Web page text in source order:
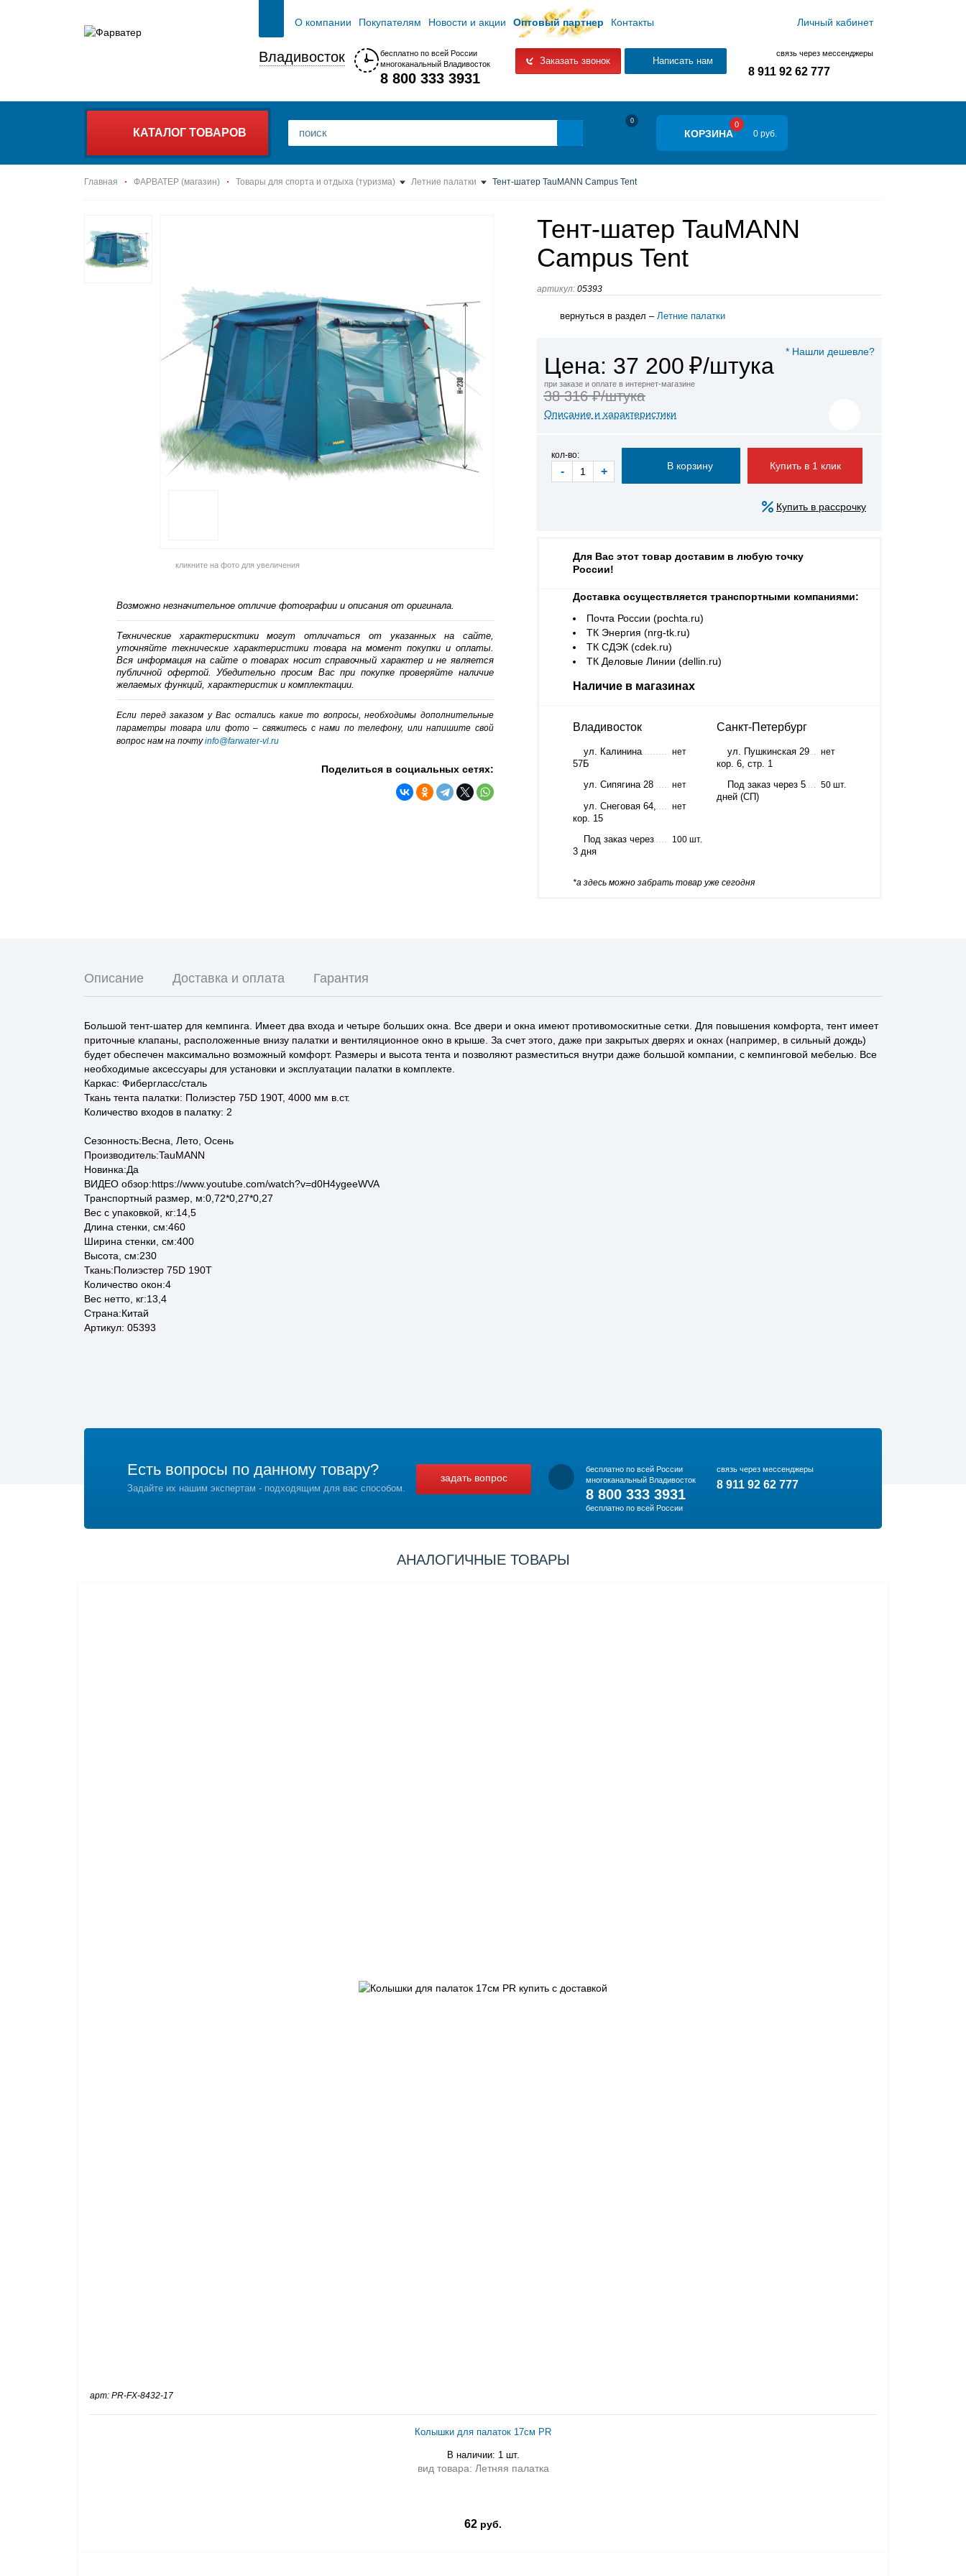
О компании Покупателям Новости и акции Оптовый партнер Контакты Личный кабинет
Владивосток
бесплатно по всей России
многоканальный Владивосток
8 800 333 3931
Заказать звонок Написать нам
связь через мессенджеры
8 911 92 62 777
КАТАЛОГ ТОВАРОВ
0
КОРЗИНА
0
0 руб.
Главная ФАРВАТЕР (магазин) Товары для спорта и отдыха (туризма) Летние палатки Тент-шатер TauMANN Campus Tent
Тент-шатер TauMANN
Campus Tent
артикул: 05393
вернуться в раздел – Летние палатки
кликните на фото для увеличения
Возможно незначительное отличие фотографии и описания от оригинала.
Технические характерисктики могут отличаться от указанных на сайте,
уточняйте технические характеристики товара на момент покупки и оплаты.
Вся информация на сайте о товарах носит справочный характер и не является
публичной офертой. Убедительно просим Вас при покупке проверяйте наличие
желаемых функций, характеристик и комплектации.
Если перед заказом у Вас остались какие то вопросы, необходимы дополнительные
параметры товара или фото – cвяжитесь с нами по телефону, или напишите свой
вопрос нам на почтуinfo@farwater-vl.ru
Поделиться в социальных сетях:
* Нашли дешевле?
Цена: 37 200 ₽/штука
при заказе и оплате в интернет-магазине
38 316 ₽/штука
Описание и характеристики
кол-во:
- + Купить в 1 клик
Купить в рассрочку
Для Вас этот товар доставим в любую точку
России!
Доставка осуществляется транспортными компаниями:
Почта России (pochta.ru)
ТК Энергия (nrg-tk.ru)
ТК СДЭК (cdek.ru)
ТК Деловые Линии (dellin.ru)
Наличие в магазинах
Владивосток
ул. Калинина
57Б
нет
ул. Сипягина 28 нет
ул. Снеговая 64,
кор. 15
нет
Под заказ через
3 дня
100 шт.
Санкт-Петербург
ул. Пушкинская 29
кор. 6, стр. 1
нет
Под заказ через 5
дней (СП)
50 шт.
*а здесь можно забрать товар уже сегодня
Описание Доставка и оплата Гарантия
Большой тент-шатер для кемпинга. Имеет два входа и четыре больших окна. Все двери и окна имеют противомоскитные сетки. Для повышения комфорта, тент имеет
приточные клапаны, расположенные внизу палатки и вентиляционное окно в крыше. За счет этого, даже при закрытых дверях и окнах (например, в сильный дождь)
будет обеспечен максимально возможный комфорт. Размеры и высота тента и позволяют разместиться внутри даже большой компании, с кемпинговой мебелью. Все
необходимые аксессуары для установки и эксплуатации палатки в комплекте.
Каркас: Фибергласс/сталь
Ткань тента палатки: Полиэстер 75D 190T, 4000 мм в.ст.
Количество входов в палатку: 2
Сезонность:Весна, Лето, Осень
Производитель:TauMANN
Новинка:Да
ВИДЕО обзор:https://www.youtube.com/watch?v=d0H4ygeeWVA
Транспортный размер, м:0,72*0,27*0,27
Вес с упаковкой, кг:14,5
Длина стенки, см:460
Ширина стенки, см:400
Высота, см:230
Ткань:Полиэстер 75D 190T
Количество окон:4
Вес нетто, кг:13,4
Страна:Китай
Артикул: 05393
Есть вопросы по данному товару?
Задайте их нашим экспертам - подходящим для вас способом.
задать вопрос
бесплатно по всей России
многоканальный Владивосток
8 800 333 3931
бесплатно по всей России
связь через мессенджеры
8 911 92 62 777
АНАЛОГИЧНЫЕ ТОВАРЫ
арт: PR-FX-8432-17
Колышки для палаток 17см PR
В наличии: 1 шт.
вид товара: Летняя палатка
62 руб.